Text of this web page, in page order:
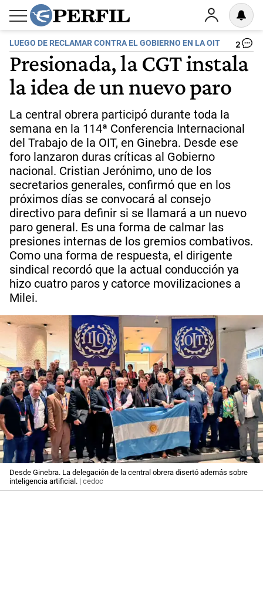
LUEGO DE RECLAMAR CONTRA EL GOBIERNO EN LA OIT 2
Presionada, la CGT instala
la idea de un nuevo paro
La central obrera participó durante toda la
semana en la 114ª Conferencia Internacional
del Trabajo de la OIT, en Ginebra. Desde ese
foro lanzaron duras críticas al Gobierno
nacional. Cristian Jerónimo, uno de los
secretarios generales, confirmó que en los
próximos días se convocará al consejo
directivo para definir si se llamará a un nuevo
paro general. Es una forma de calmar las
presiones internas de los gremios combativos.
Como una forma de respuesta, el dirigente
sindical recordó que la actual conducción ya
hizo cuatro paros y catorce movilizaciones a
Milei.
Desde Ginebra. La delegación de la central obrera disertó además sobre
inteligencia artificial. | cedoc